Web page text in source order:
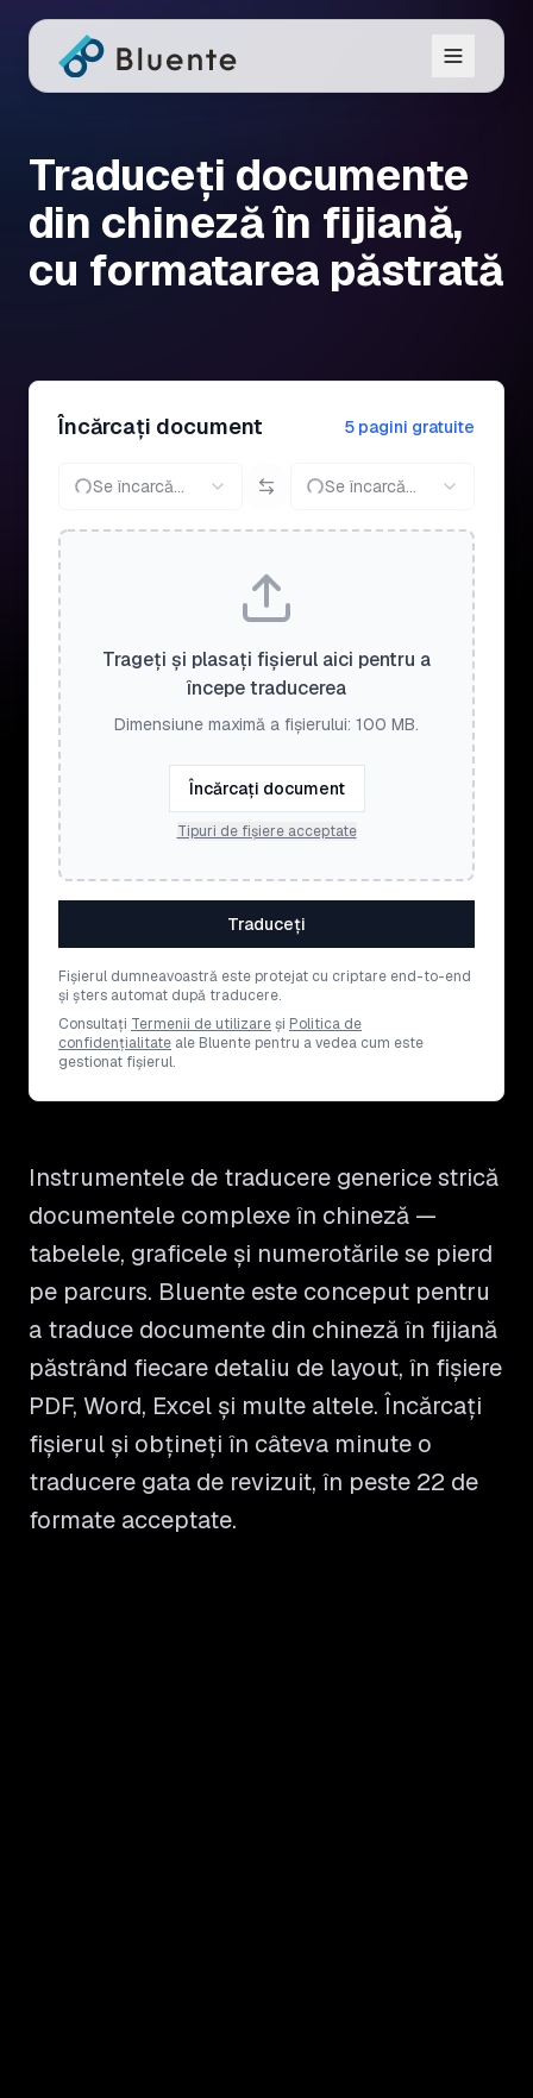
Traduceți documente
din chineză în fijiană,
cu formatarea păstrată
Încărcați document 5 pagini gratuite
Se încarcă... Se încarcă...
Trageți și plasați fișierul aici pentru a
începe traducerea
Dimensiune maximă a fișierului: 100 MB.
Încărcați document
Tipuri de fișiere acceptate
Traduceți
Fișierul dumneavoastră este protejat cu criptare end-to-end
și șters automat după traducere.
Consultați Termenii de utilizareși Politica de
confidențialitate ale Bluente pentru a vedea cum este
gestionat fișierul.
Instrumentele de traducere generice strică
documentele complexe în chineză —
tabelele, graficele și numerotările se pierd
pe parcurs. Bluente este conceput pentru
a traduce documente din chineză în fijiană
păstrând fiecare detaliu de layout, în fișiere
PDF, Word, Excel și multe altele. Încărcați
fișierul și obțineți în câteva minute o
traducere gata de revizuit, în peste 22 de
formate acceptate.